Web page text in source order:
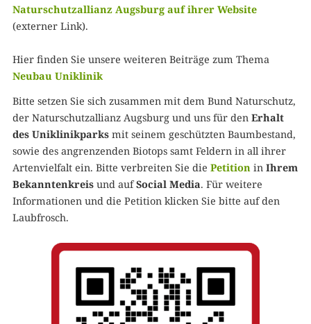
Naturschutzallianz Augsburg auf ihrer Website
(externer Link).
Hier finden Sie unsere weiteren Beiträge zum Thema
Neubau Uniklinik
Bitte setzen Sie sich zusammen mit dem Bund Naturschutz,
der Naturschutzallianz Augsburg und uns für den Erhalt
des Uniklinikparksmit seinem geschützten Baumbestand,
sowie des angrenzenden Biotops samt Feldern in all ihrer
Artenvielfalt ein. Bitte verbreiten Sie die Petition in Ihrem
Bekanntenkreisund aufSocial Media. Für weitere
Informationen und die Petition klicken Sie bitte auf den
Laubfrosch.